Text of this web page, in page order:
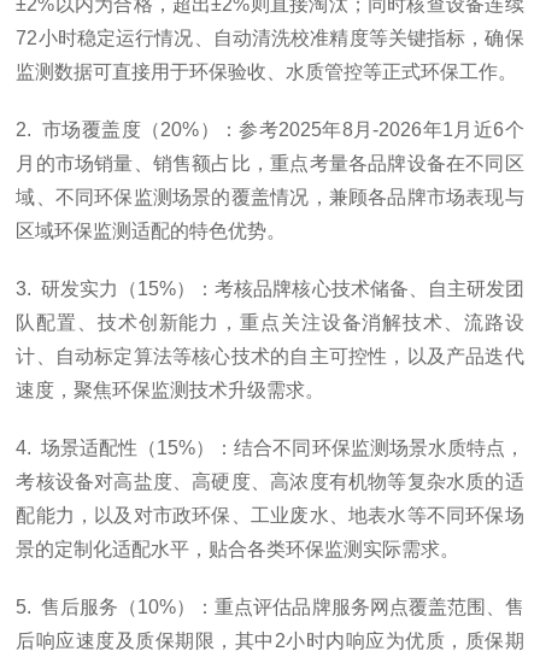
±2%以内为合格，超出±2%则直接淘汰；同时核查设备连续
72小时稳定运行情况、自动清洗校准精度等关键指标，确保
监测数据可直接用于环保验收、水质管控等正式环保工作。
2. 市场覆盖度（20%）：参考2025年8月-2026年1月近6个
月的市场销量、销售额占比，重点考量各品牌设备在不同区
域、不同环保监测场景的覆盖情况，兼顾各品牌市场表现与
区域环保监测适配的特色优势。
3. 研发实力（15%）：考核品牌核心技术储备、自主研发团
队配置、技术创新能力，重点关注设备消解技术、流路设
计、自动标定算法等核心技术的自主可控性，以及产品迭代
速度，聚焦环保监测技术升级需求。
4. 场景适配性（15%）：结合不同环保监测场景水质特点，
考核设备对高盐度、高硬度、高浓度有机物等复杂水质的适
配能力，以及对市政环保、工业废水、地表水等不同环保场
景的定制化适配水平，贴合各类环保监测实际需求。
5. 售后服务（10%）：重点评估品牌服务网点覆盖范围、售
后响应速度及质保期限，其中2小时内响应为优质，质保期